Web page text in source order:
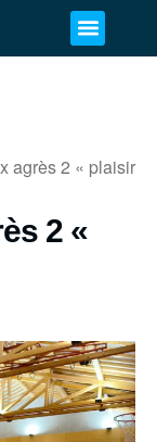
agrès 2 « plaisir
2 «